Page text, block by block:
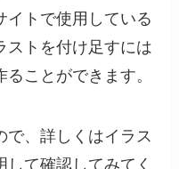
イトで使用している
ストを付け足すには
ことができます。
で、詳しくはイラス
して確認してみてく